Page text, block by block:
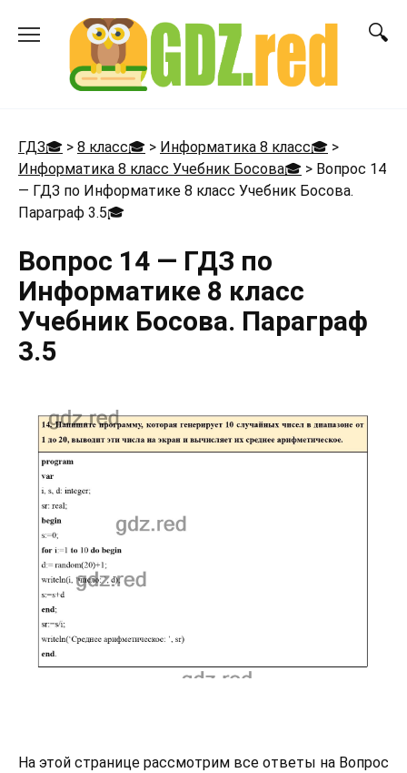
ГДЗ🎓 > 8 класс🎓 > Информатика 8 класс🎓 >
Информатика 8 класс Учебник Босова🎓 > Вопрос 14
— ГДЗ по Информатике 8 класс Учебник Босова.
Параграф 3.5🎓
Вопрос 14 — ГДЗ по
Информатике 8 класс
Учебник Босова. Параграф
3.5
На этой странице рассмотрим все ответы на Вопрос